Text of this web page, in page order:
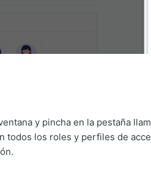
y pincha en la pestaña
todos los roles y perfiles de